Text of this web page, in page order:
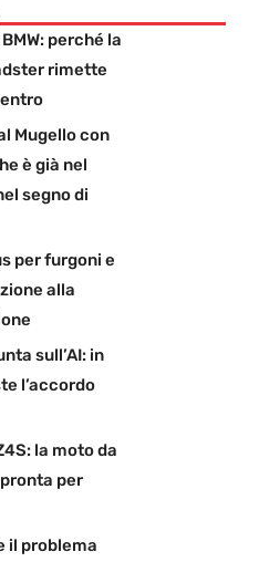
perché la
rimette
Mugello con
è già nel
segno di
per furgoni e
alla
sull’AI: in
l’accordo
la moto da
per
il problema